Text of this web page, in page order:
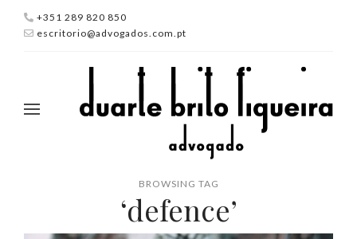
+351 289 820 850
escritorio@advogados.com.pt
BROWSING TAG
‘defence’